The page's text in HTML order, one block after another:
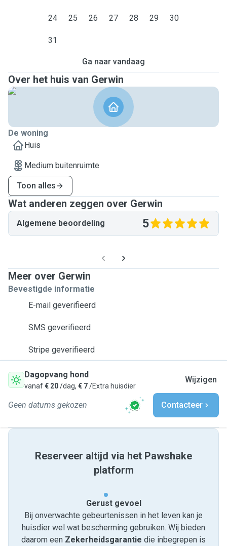
24 25 26 27 28 29 30
31
Ga naar vandaag
Over het huis van Gerwin
De woning
Huis
Medium buitenruimte
Toon alles
Wat anderen zeggen over Gerwin
Algemene beoordeling 5
Meer over Gerwin
Bevestigde informatie
E-mail geverifieerd
SMS geverifieerd
Stripe geverifieerd
Dagopvang hond
vanaf€ 20/dag, € 7/Extra huisdier
Wijzigen
Geen datums gekozen Contacteer
Reserveer altijd via het Pawshake
platform
Gerust gevoel
Bij onverwachte gebeurtenissen in het leven kan je
huisdier wel wat bescherming gebruiken. Wij bieden
daarom een Zekerheidsgarantie die inbegrepen is